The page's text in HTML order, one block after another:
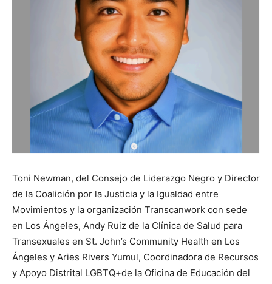
Toni Newman, del Consejo de Liderazgo Negro y Director
de la Coalición por la Justicia y la Igualdad entre
Movimientos y la organización Transcanwork con sede
en Los Ángeles, Andy Ruiz de la Clínica de Salud para
Transexuales en St. John’s Community Health en Los
Ángeles y Aries Rivers Yumul, Coordinadora de Recursos
y Apoyo Distrital LGBTQ+de la Oficina de Educación del